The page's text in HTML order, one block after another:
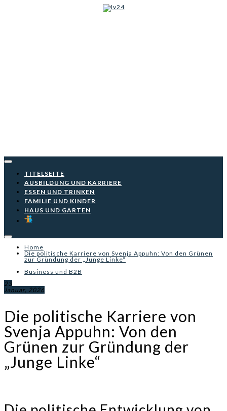
Iv24
TITELSEITE
AUSBILDUNG UND KARRIERE
ESSEN UND TRINKEN
FAMILIE UND KINDER
HAUS UND GARTEN
Home
Die politische Karriere von Svenja Appuhn: Von den Grünen
zur Gründung der „Junge Linke“
Business und B2B
23
Januar, 2026
Die politische Karriere von
Svenja Appuhn: Von den
Grünen zur Gründung der
„Junge Linke“